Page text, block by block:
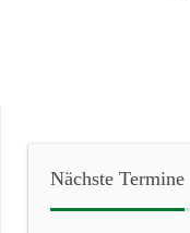
Nächste Termine